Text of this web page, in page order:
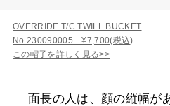
OVERRIDE T/C TWILL BUCKET
No.230090005 ¥7,700(税込)
この帽子を詳しく見る>>
面長の人は、顔の縦幅が